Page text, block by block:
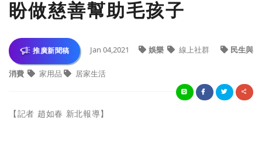
盼做慈善幫助毛孩子
推廣新聞稿 Jan 04,2021 娛樂 線上社群 民生與
消費 家用品 居家生活
【記者 趙如春 新北報導】